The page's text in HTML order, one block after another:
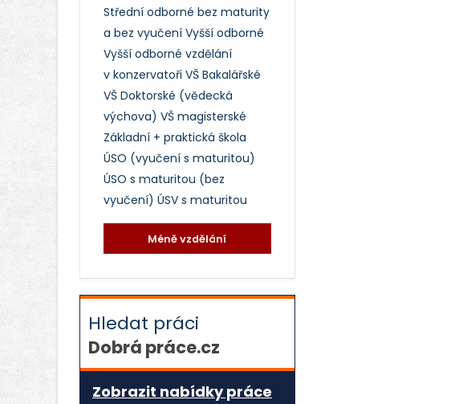
Střední odborné bez maturity
a bez vyučení Vyšší odborné
Vyšší odborné vzdělání
v konzervatoři VŠ Bakalářské
VŠ Doktorské (vědecká
výchova) VŠ magisterské
Základní + praktická škola
ÚSO (vyučení s maturitou)
ÚSO s maturitou (bez
vyučení) ÚSV s maturitou
Méně vzdělání
Hledat práci
Dobrá práce.cz
Zobrazit nabídky práce